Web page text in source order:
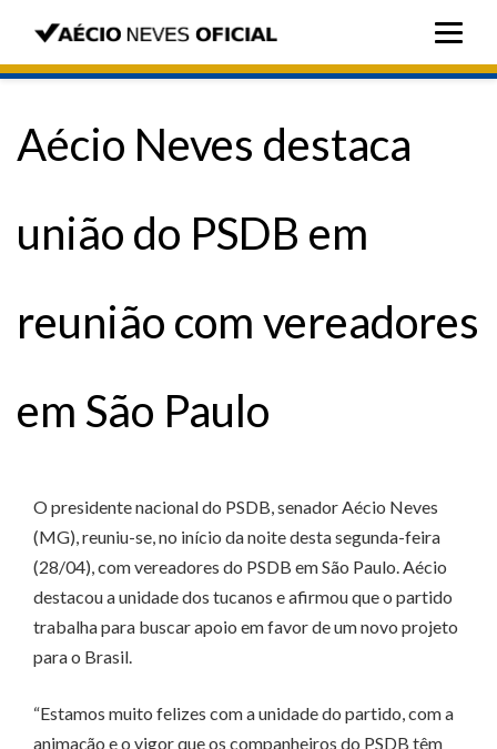
Aécio Neves destaca
união do PSDB em
reunião com vereadores
em São Paulo
O presidente nacional do PSDB, senador Aécio Neves
(MG), reuniu-se, no início da noite desta segunda-feira
(28/04), com vereadores do PSDB em São Paulo. Aécio
destacou a unidade dos tucanos e afirmou que o partido
trabalha para buscar apoio em favor de um novo projeto
para o Brasil.
“Estamos muito felizes com a unidade do partido, com a
animação e o vigor que os companheiros do PSDB têm